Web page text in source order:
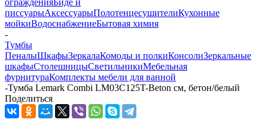
огражденияБиде и
писсуарыАксессуарыПолотенцесушителиКухонные
мойкиВодоснабжениеБытовая химия
-
Тумбы
ПеналыШкафыЗеркалаКомоды и полкиКонсолиЗеркальные
шкафыСтолешницыСветильникиМебельная
фурнитураКомплекты мебели для ванной
-Тумба Lemark Combi LM03C125T-Beton см, бетон/белый
Поделиться